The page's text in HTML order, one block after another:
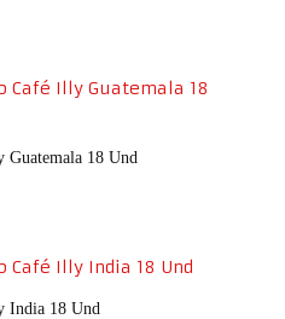
Guatemala 18 Und
India 18 Und